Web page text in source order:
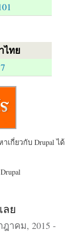
ไทย
กี่ยวกับ Drupal ได้
ลย
าคม, 2015 -